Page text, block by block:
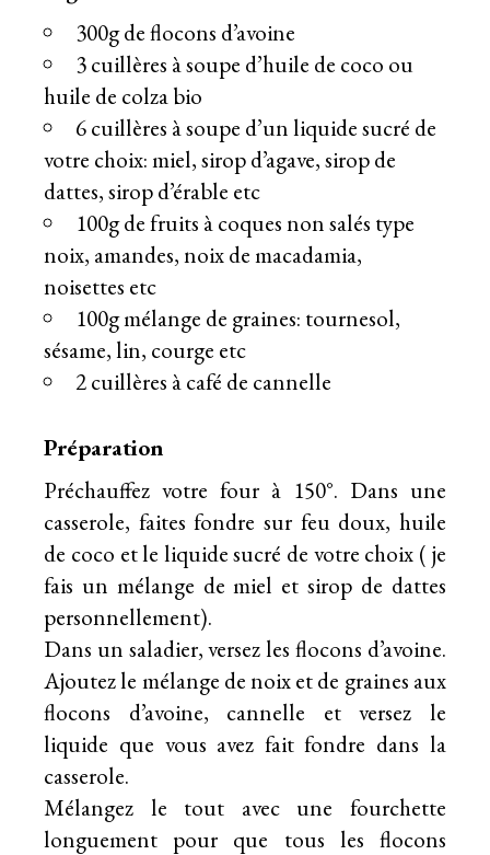
300g de flocons d’avoine
3 cuillères à soupe d’huile de coco ou
huile de colza bio
6 cuillères à soupe d’un liquide sucré de
votre choix: miel, sirop d’agave, sirop de
dattes, sirop d’érable etc
100g de fruits à coques non salés type
noix, amandes, noix de macadamia,
noisettes etc
100g mélange de graines: tournesol,
sésame, lin, courge etc
2 cuillères à café de cannelle
Préparation
Préchauffez votre four à 150°. Dans une
casserole, faites fondre sur feu doux, huile
de coco et le liquide sucré de votre choix ( je
fais un mélange de miel et sirop de dattes
personnellement).
Dans un saladier, versez les flocons d’avoine.
Ajoutez le mélange de noix et de graines aux
flocons d’avoine, cannelle et versez le
liquide que vous avez fait fondre dans la
casserole.
Mélangez le tout avec une fourchette
longuement pour que tous les flocons